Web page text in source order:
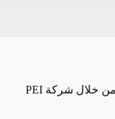
الشمام المصري الطازج يُصدَّر إلى العالم من خلال شركة PEI